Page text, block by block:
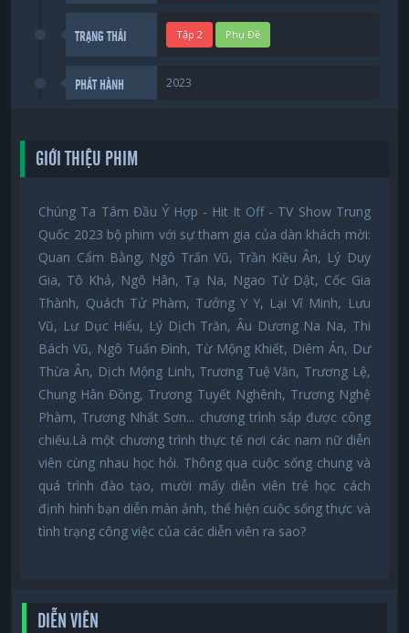
TRẠNG THÁI Tập 2 Phụ Đề
PHÁT HÀNH 2023
GIỚI THIỆU PHIM
Chúng Ta Tâm Đầu Ý Hợp - Hit It Off - TV Show Trung
Quốc 2023 bộ phim với sự tham gia của dàn khách mời:
Quan Cẩm Bằng, Ngô Trấn Vũ, Trần Kiều Ân, Lý Duy
Gia, Tô Khả, Ngô Hân, Tạ Na, Ngao Tử Dật, Cốc Gia
Thành, Quách Tử Phàm, Tưởng Y Y, Lại Vĩ Minh, Lưu
Vũ, Lư Dục Hiểu, Lý Dịch Trăn, Âu Dương Na Na, Thi
Bách Vũ, Ngô Tuấn Đình, Từ Mộng Khiết, Diêm Án, Dư
Thừa Ân, Dịch Mộng Linh, Trương Tuệ Văn, Trương Lệ,
Chung Hân Đồng, Trương Tuyết Nghênh, Trương Nghệ
Phàm, Trương Nhất Sơn... chương trình sắp được công
chiếu.Là một chương trình thực tế nơi các nam nữ diễn
viên cùng nhau học hỏi. Thông qua cuộc sống chung và
quá trình đào tạo, mười mấy diễn viên trẻ học cách
định hình bạn diễn màn ảnh, thể hiện cuộc sống thực và
tình trạng công việc của các diễn viên ra sao?
DIỄN VIÊN